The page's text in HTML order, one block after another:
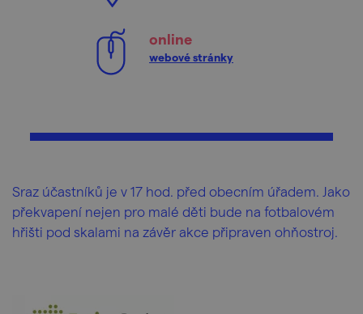
online
webové stránky
Sraz účastníků je v 17 hod. před obecním úřadem. Jako
překvapení nejen pro malé děti bude na fotbalovém
hřišti pod skalami na závěr akce připraven ohňostroj.